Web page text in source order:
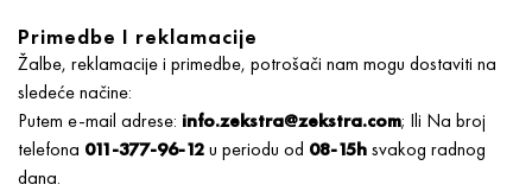
Primedbe I reklamacije
Žalbe, reklamacije i primedbe, potrošači nam mogu dostaviti na
sledeće načine:
Putem e-mail adrese: info.zekstra@zekstra.com; Ili Na broj
telefona 011-377-96-12u periodu od 08-15hsvakog radnog
dana.